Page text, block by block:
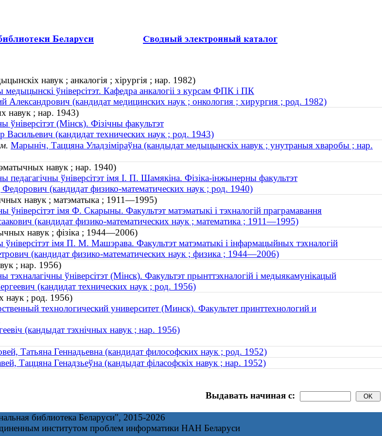
навук ; анкалогія ; хірургія ; нар. 1982)
медыцынскі ўніверсітэт. Кафедра анкалогіі з курсам ФПК і ПК
Александрович (кандидат медицинских наук ; онкология ; хирургия ; род. 1982)
навук ; нар. 1943)
ўніверсітэт (Мінск). Фізічны факультэт
(кандидат технических наук ; род. 1943)
Марыніч, Таццяна Уладзіміраўна (кандыдат медыцынскіх навук ; унутраныя хваробы ; нар.
навук ; нар. 1940)
педагагічны ўніверсітэт імя І. П. Шамякіна. Фізіка-інжынерны факультэт
(кандидат физико-математических наук ; род. 1940)
навук ; матэматыка ; 1911—1995)
ўніверсітэт імя Ф. Скарыны. Факультэт матэматыкі і тэхналогій праграмавання
(кандидат физико-математических наук ; математика ; 1911—1995)
навук ; фізіка ; 1944—2006)
ўніверсітэт імя П. М. Машэрава. Факультэт матэматыкі і інфармацыйных тэхналогій
(кандидат физико-математических наук ; физика ; 1944—2006)
; нар. 1956)
тэхналагічны ўніверсітэт (Мінск). Факультэт прынттэхналогій і медыякамунікацый
(кандидат технических наук ; род. 1956)
наук ; род. 1956)
технологический университет (Минск). Факультет принттехнологий и
(кандыдат тэхнічных навук ; нар. 1956)
Татьяна Геннадьевна (кандидат философских наук ; род. 1952)
Таццяна Генадзьеўна (кандыдат філасофскіх навук ; нар. 1952)
Выдавать начиная с:
библиотека Беларуси", 2015-2026
институтом проблем информатики НАН Беларуси